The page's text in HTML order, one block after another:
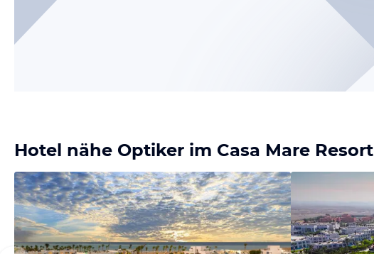
Hotel nähe Optiker im Casa Mare Resort